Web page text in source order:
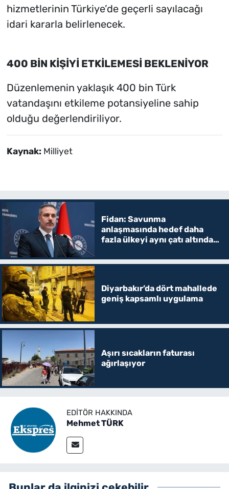
hizmetlerinin Türkiye’de geçerli sayılacağı
idari kararla belirlenecek.
400 BİN KİŞİYİ ETKİLEMESİ BEKLENİYOR
Düzenlemenin yaklaşık 400 bin Türk
vatandaşını etkileme potansiyeline sahip
olduğu değerlendiriliyor.
Kaynak: Milliyet
Fidan: Savunma
anlaşmasında hedef daha
fazla ülkeyi aynı çatı altında
Diyarbakır’da dört mahallede
geniş kapsamlı uygulama
Aşırı sıcakların faturası
ağırlaşıyor
EDITÖR HAKKINDA
Mehmet TÜRK